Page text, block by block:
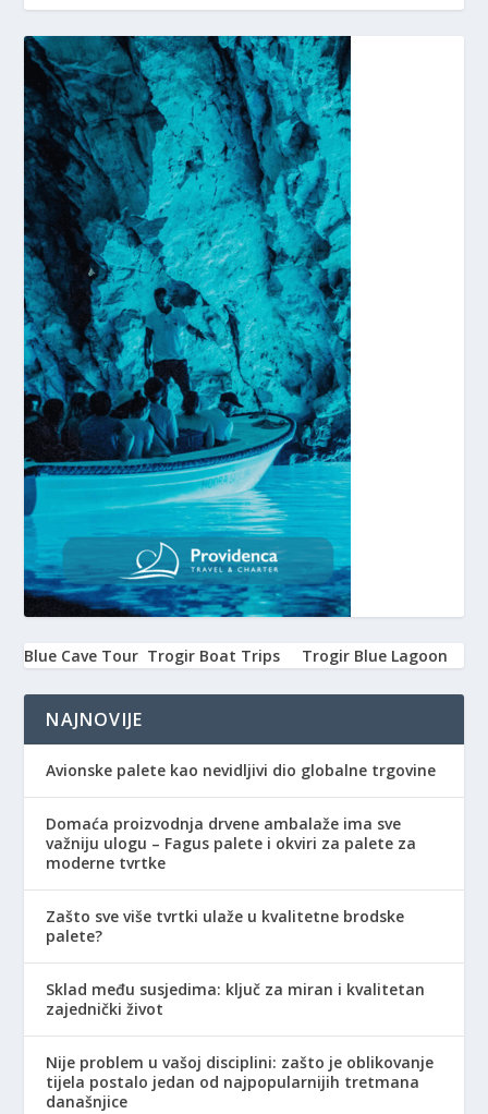
Blue Cave Tour Trogir Boat Trips Trogir Blue Lagoon
NAJNOVIJE
Avionske palete kao nevidljivi dio globalne trgovine
Domaća proizvodnja drvene ambalaže ima sve
važniju ulogu – Fagus palete i okviri za palete za
moderne tvrtke
Zašto sve više tvrtki ulaže u kvalitetne brodske
palete?
Sklad među susjedima: ključ za miran i kvalitetan
zajednički život
Nije problem u vašoj disciplini: zašto je oblikovanje
tijela postalo jedan od najpopularnijih tretmana
današnjice